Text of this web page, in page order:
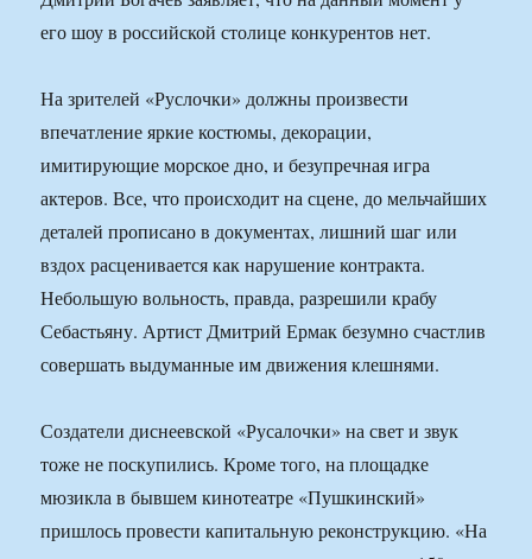
его шоу в российской столице конкурентов нет.
На зрителей «Руслочки» должны произвести
впечатление яркие костюмы, декорации,
имитирующие морское дно, и безупречная игра
актеров. Все, что происходит на сцене, до мельчайших
деталей прописано в документах, лишний шаг или
вздох расценивается как нарушение контракта.
Небольшую вольность, правда, разрешили крабу
Себастьяну. Артист Дмитрий Ермак безумно счастлив
совершать выдуманные им движения клешнями.
Создатели диснеевской «Русалочки» на свет и звук
тоже не поскупились. Кроме того, на площадке
мюзикла в бывшем кинотеатре «Пушкинский»
пришлось провести капитальную реконструкцию. «На